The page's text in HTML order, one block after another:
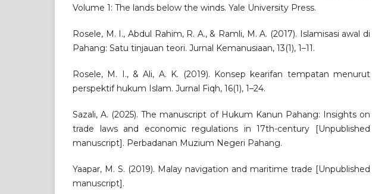
Volume 1: The lands below the winds. Yale University Press.
Rosele, M. I., Abdul Rahim, R. A., & Ramli, M. A. (2017). Islamisasi awal di
Pahang: Satu tinjauan teori. Jurnal Kemanusiaan, 13(1), 1–11.
Rosele, M. I., & Ali, A. K. (2019). Konsep kearifan tempatan menurut
perspektif hukum Islam. Jurnal Fiqh, 16(1), 1–24.
Sazali, A. (2025). The manuscript of Hukum Kanun Pahang: Insights on
trade laws and economic regulations in 17th-century [Unpublished
manuscript]. Perbadanan Muzium Negeri Pahang.
Yaapar, M. S. (2019). Malay navigation and maritime trade [Unpublished
manuscript].